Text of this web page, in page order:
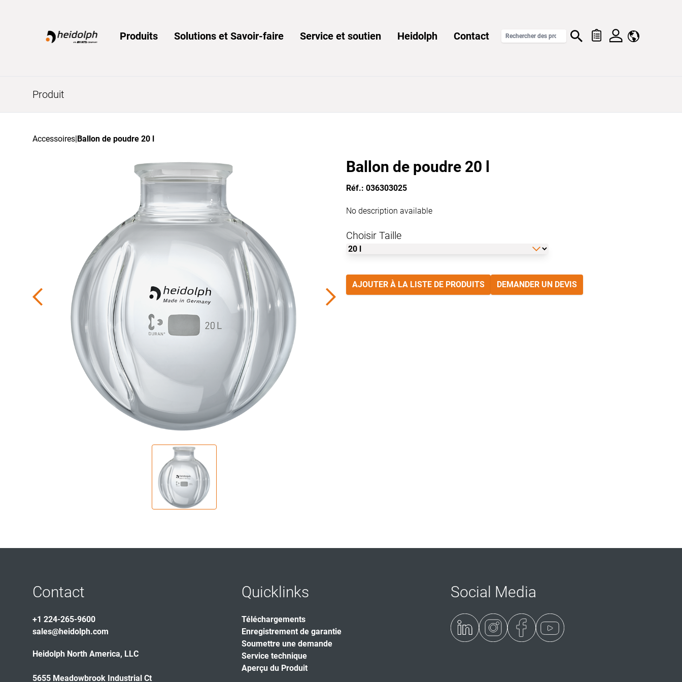
Produits Solutions et Savoir-faire Service et soutien Heidolph Contact
Produit
Accessoires|Ballon de poudre 20 l
Ballon de poudre 20 l
Réf.: 036303025
No description available
Choisir Taille
AJOUTER À LA LISTE DE PRODUITS DEMANDER UN DEVIS
Contact
+1 224-265-9600
sales@heidolph.com
Heidolph North America, LLC
5655 Meadowbrook Industrial Ct
Quicklinks
Téléchargements
Enregistrement de garantie
Soumettre une demande
Service technique
Aperçu du Produit
Social Media